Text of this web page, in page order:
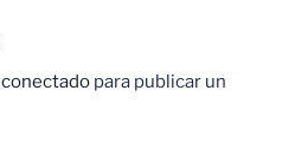
conectado para publicar un